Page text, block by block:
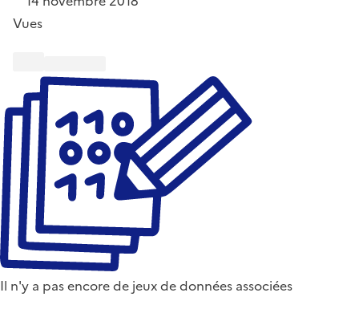
Vues
Il n'y a pas encore de jeux de données associées